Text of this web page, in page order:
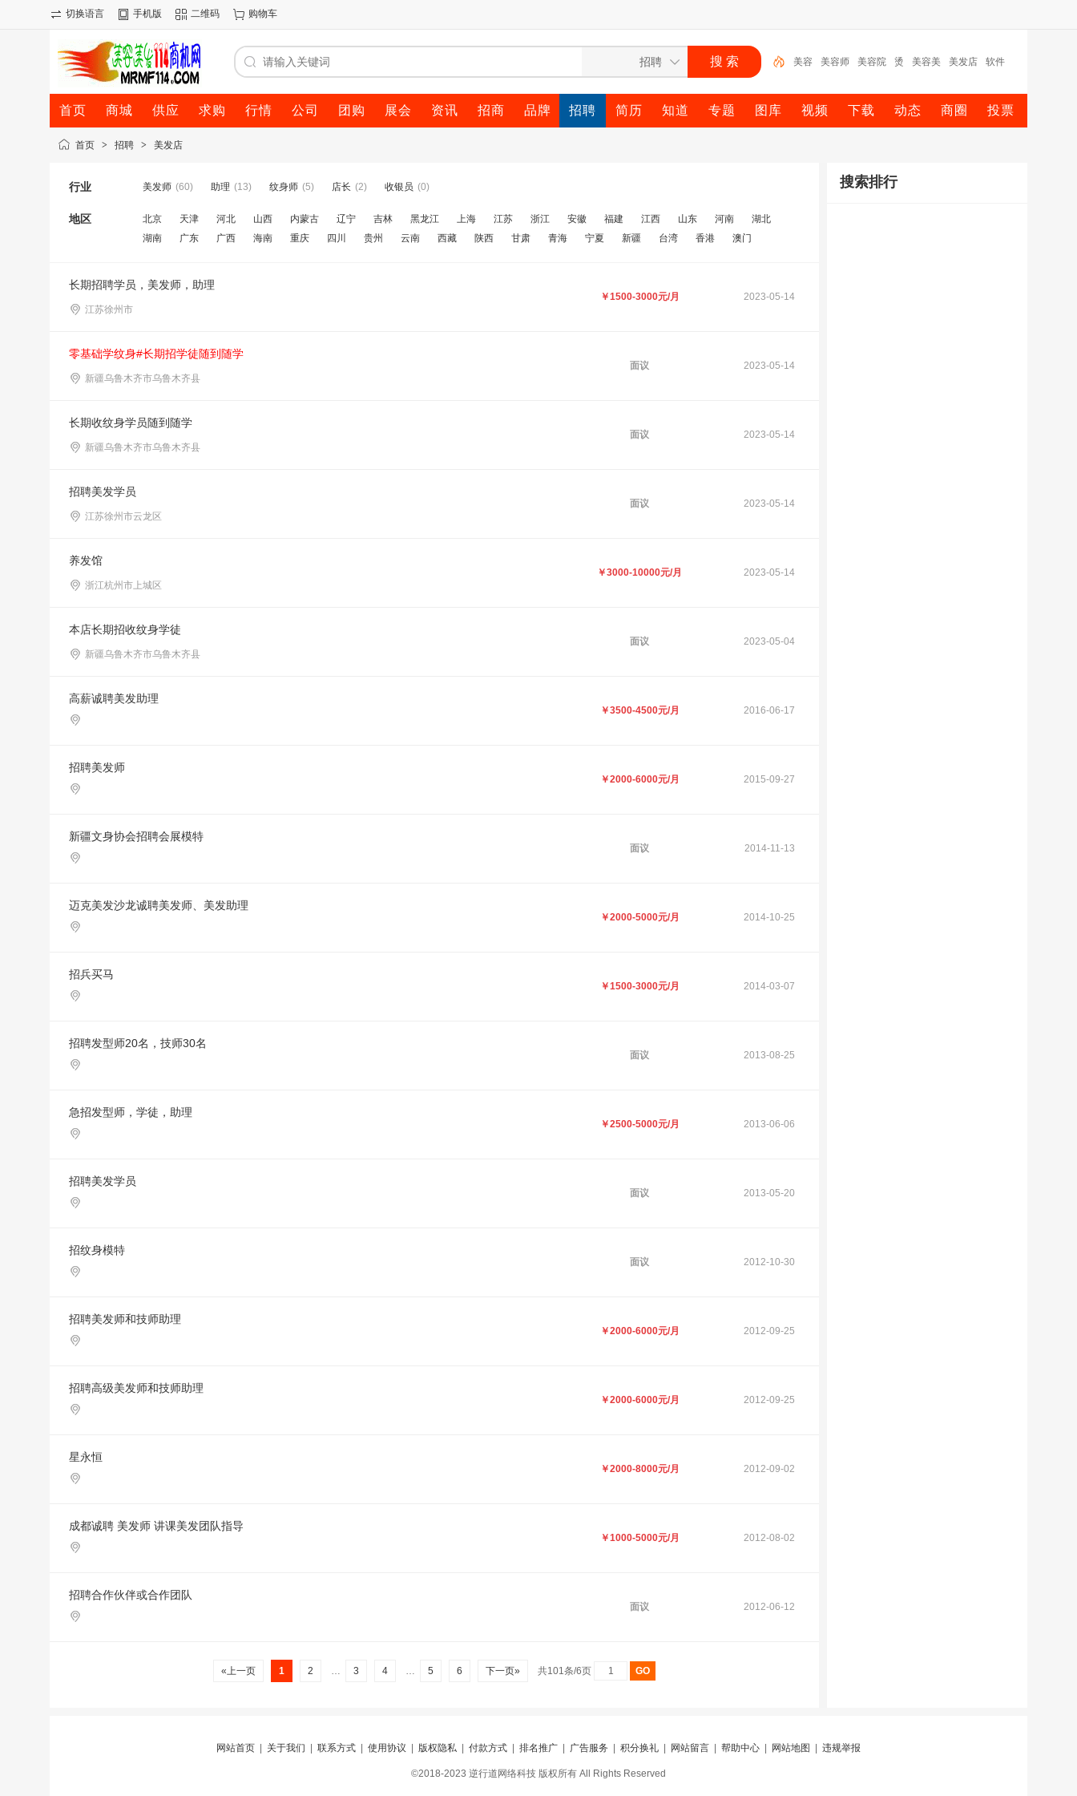
切换语言 手机版 二维码 购物车
美容 美容师 美容院 烫 美容美 美发店 软件
美发 美 美发师
首页 商城 供应 求购 行情 公司 团购 展会 资讯 招商 品牌 招聘 简历 知道 专题 图库 视频 下载 动态 商圈 投票
首页 > 招聘 > 美发店
行业 美发师 (60) 助理 (13) 纹身师 (5) 店长 (2) 收银员 (0)
地区 北京 天津 河北 山西 内蒙古 辽宁 吉林 黑龙江 上海 江苏 浙江 安徽 福建 江西 山东 河南
湖北
湖南
广东 广西 海南 重庆 四川 贵州 云南 西藏 陕西 甘肃 青海 宁夏 新疆 台湾 香港 澳门
长期招聘学员，美发师，助理
江苏徐州市
￥1500-3000元/月 2023-05-14
零基础学纹身#长期招学徒随到随学
新疆乌鲁木齐市乌鲁木齐县
面议 2023-05-14
长期收纹身学员随到随学
新疆乌鲁木齐市乌鲁木齐县
面议 2023-05-14
招聘美发学员
江苏徐州市云龙区
面议 2023-05-14
养发馆
浙江杭州市上城区
￥3000-10000元/月 2023-05-14
本店长期招收纹身学徒
新疆乌鲁木齐市乌鲁木齐县
面议 2023-05-04
高薪诚聘美发助理
￥3500-4500元/月 2016-06-17
招聘美发师
￥2000-6000元/月 2015-09-27
新疆文身协会招聘会展模特
面议 2014-11-13
迈克美发沙龙诚聘美发师、美发助理
￥2000-5000元/月 2014-10-25
招兵买马
￥1500-3000元/月 2014-03-07
招聘发型师20名，技师30名
面议 2013-08-25
急招发型师，学徒，助理
￥2500-5000元/月 2013-06-06
招聘美发学员
面议 2013-05-20
招纹身模特
面议 2012-10-30
招聘美发师和技师助理
￥2000-6000元/月 2012-09-25
招聘高级美发师和技师助理
￥2000-6000元/月 2012-09-25
星永恒
￥2000-8000元/月 2012-09-02
成都诚聘 美发师 讲课美发团队指导
￥1000-5000元/月 2012-08-02
招聘合作伙伴或合作团队
面议 2012-06-12
«上一页 1 2 … 3 4 … 5 6 下一页» 共101条/6页
搜索排行
网站首页 关于我们 联系方式 使用协议 版权隐私 付款方式 排名推广 广告服务 积分换礼 网站留言 帮助中心 网站地图 违规举报
©2018-2023 逆行道网络科技 版权所有 All Rights Reserved